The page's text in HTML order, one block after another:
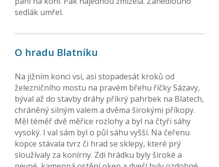
sedlák umřel.
O hradu Blatníku
Na jižním konci vsi, asi stopadesát kroků od
železničního mostu na pravém břehu říčky Sázavy,
býval až do stavby dráhy příkrý pahrbek na Blatech,
chráněný silným valem a dvěma širokými příkopy.
Měl téměř dvě měřice rozlohy a byl na čtyři sáhy
vysoký. I val sám byl o půl sáhu vyšší. Na čeřenu
kopce stávala tvrz či hrad se sklepy, které prý
sloužívaly za konírny. Zdi hrádku byly široké a